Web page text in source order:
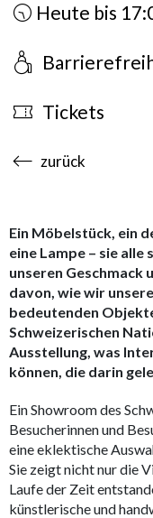
Heute bis
Tickets
zurück
Ein Möbelstück, ein
eine Lampe – sie alle
unseren Geschmack
davon, wie wir
bedeutenden
Schweizerischen
Ausstellung, was
können, die darin
Ein Showroom des
Besucherinnen und
eine eklektische
Sie zeigt nicht nur die
Laufe der Zeit
künstlerische und